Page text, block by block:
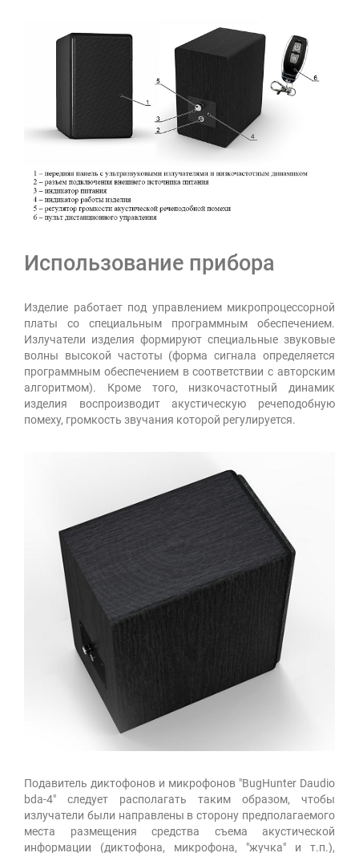
Использование прибора
Изделие работает под управлением микропроцессорной
платы со специальным программным обеспечением.
Излучатели изделия формируют специальные звуковые
волны высокой частоты (форма сигнала определяется
программным обеспечением в соответствии с авторским
алгоритмом). Кроме того, низкочастотный динамик
изделия воспроизводит акустическую речеподобную
помеху, громкость звучания которой регулируется.
Подавитель диктофонов и микрофонов "BugHunter Daudio
bda-4" следует располагать таким образом, чтобы
излучатели были направлены в сторону предполагаемого
места размещения средства съема акустической
информации (диктофона, микрофона, "жучка" и т.п.),